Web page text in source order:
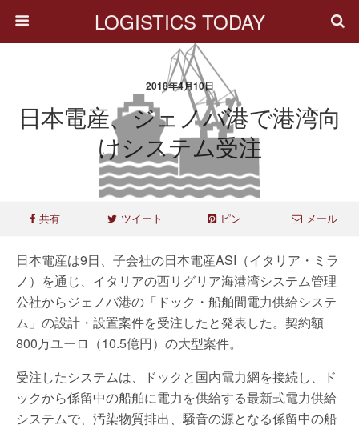
LOGISTICS TODAY
2018年4月10日
日本電産、ジェノバ港で港湾向
けシステム受注
共有 ツイート ピン メール
日本電産は9日、子会社の日本電産ASI（イタリア・ミラ
ノ）を通じ、イタリアの西リグリア海港湾システム管理
公社からジェノバ港の「ドック・船舶間電力供給システ
ム」の設計・設置案件を受注したと発表した。契約額
800万ユーロ（10.5億円）の大型案件。
受注したシステムは、ドックと国内電力網を接続し、ド
ックから係留中の船舶に電力を供給する最新式電力供給
システムで、汚染物質排出、騒音の源となる係留中の船